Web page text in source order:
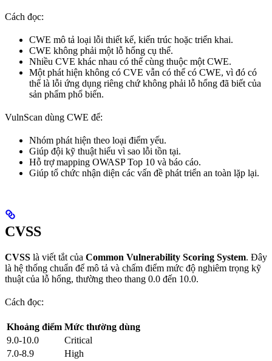
Cách đọc:
CWE mô tả loại lỗi thiết kế, kiến trúc hoặc triển khai.
CWE không phải một lỗ hổng cụ thể.
Nhiều CVE khác nhau có thể cùng thuộc một CWE.
Một phát hiện không có CVE vẫn có thể có CWE, vì đó có
thể là lỗi ứng dụng riêng chứ không phải lỗ hổng đã biết của
sản phẩm phổ biến.
VulnScan dùng CWE để:
Nhóm phát hiện theo loại điểm yếu.
Giúp đội kỹ thuật hiểu vì sao lỗi tồn tại.
Hỗ trợ mapping OWASP Top 10 và báo cáo.
Giúp tổ chức nhận diện các vấn đề phát triển an toàn lặp lại.
CVSS
CVSS là viết tắt của Common Vulnerability Scoring System. Đây
là hệ thống chuẩn để mô tả và chấm điểm mức độ nghiêm trọng kỹ
thuật của lỗ hổng, thường theo thang 0.0 đến 10.0.
Cách đọc:
Khoảng điểm Mức thường dùng
9.0-10.0
Critical
7.0-8.9
High